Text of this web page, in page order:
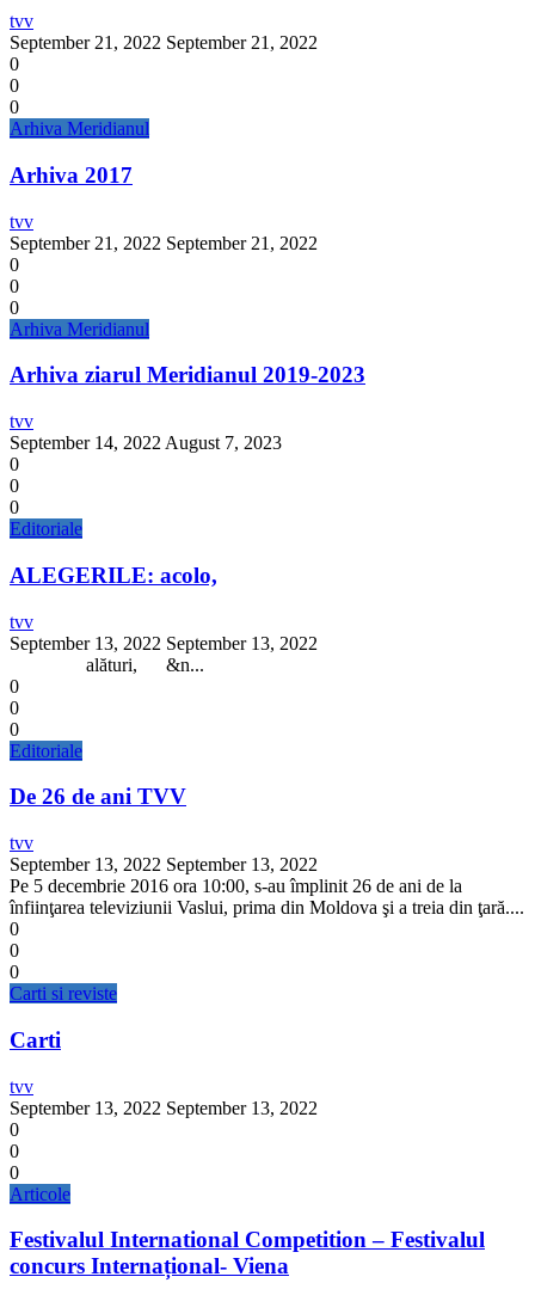
tvv
September 21, 2022 September 21, 2022
0
0
0
Arhiva Meridianul
Arhiva 2017
tvv
September 21, 2022 September 21, 2022
0
0
0
Arhiva Meridianul
Arhiva ziarul Meridianul 2019-2023
tvv
September 14, 2022 August 7, 2023
0
0
0
Editoriale
ALEGERILE: acolo,
tvv
September 13, 2022 September 13, 2022
alături, &n...
0
0
0
Editoriale
De 26 de ani TVV
tvv
September 13, 2022 September 13, 2022
Pe 5 decembrie 2016 ora 10:00, s-au împlinit 26 de ani de la
înfiinţarea televiziunii Vaslui, prima din Moldova şi a treia din ţară....
0
0
0
Carti si reviste
Carti
tvv
September 13, 2022 September 13, 2022
0
0
0
Articole
Festivalul International Competition – Festivalul
concurs Internațional- Viena